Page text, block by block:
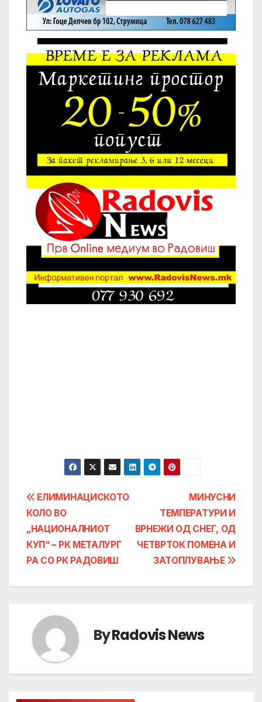
Post
navigation
МИНУСНИ
ТЕМПЕРАТУРИ И
ВРНЕЖИ ОД СНЕГ, ОД
ЧЕТВРТОК ПОМЕНА И
ЗАТОПЛУВАЊЕ
ЕЛИМИНАЦИСКОТО
КОЛО ВО
„НАЦИОНАЛНИОТ
КУП“ – РК МЕТАЛУРГ
РА СО РК РАДОВИШ
ByRadovis News